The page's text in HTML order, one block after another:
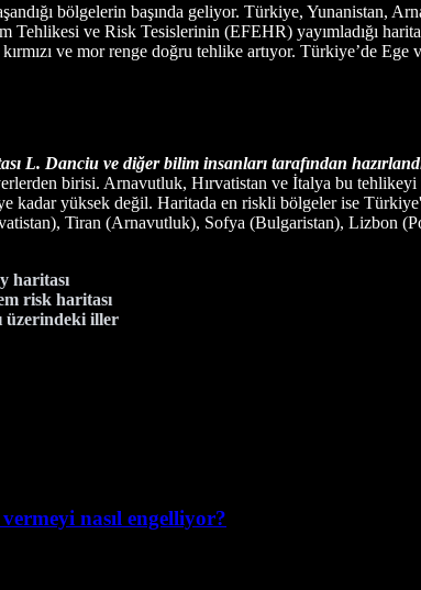
bölgelerin başında geliyor. Türkiye, Yunanistan,
Tehlikesi ve Risk Tesislerinin (EFEHR) yayımladığı
ve mor renge doğru tehlike artıyor. Türkiye’de
L. Danciu ve diğer bilim insanları tarafından
birisi. Arnavutluk, Hırvatistan ve İtalya bu
kadar yüksek değil. Haritada en riskli bölgeler ise
Tiran (Arnavutluk), Sofya (Bulgaristan), Lizbon
haritası
risk haritası
üzerindeki iller
nasıl engelliyor?